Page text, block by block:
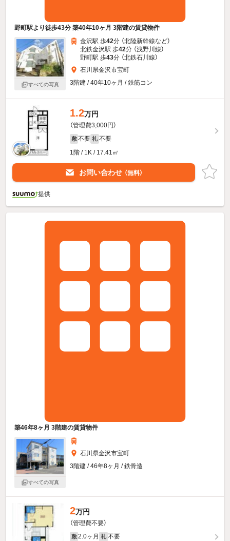
野町駅より徒歩43分 築40年10ヶ月 3階建の賃貸物件
すべての写真
金沢駅 歩42分 （北陸新幹線など）
北鉄金沢駅 歩42分 （浅野川線）
野町駅 歩43分 （北鉄石川線）
石川県金沢市宝町
3階建 / 40年10ヶ月 / 鉄筋コン
1.2万円
（管理費3,000円）
敷 不要 礼 不要
1階 / 1K / 17.41㎡
お問い合わせ （無料）
提供
築46年8ヶ月 3階建の賃貸物件
すべての写真
石川県金沢市宝町
3階建 / 46年8ヶ月 / 鉄骨造
2万円
（管理費不要）
敷 2.0ヶ月 礼 不要